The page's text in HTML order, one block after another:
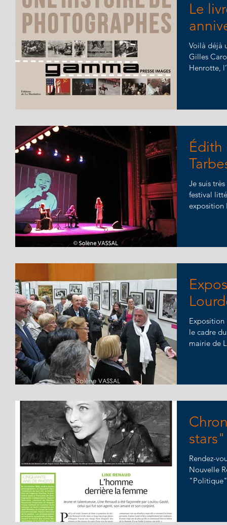
Le
Voilà déjà
Gilles
Henrotte,
Édith
Je suis
festival
exposition
Exposition
le cadre
mairie de
Rendez-
Nouvelle